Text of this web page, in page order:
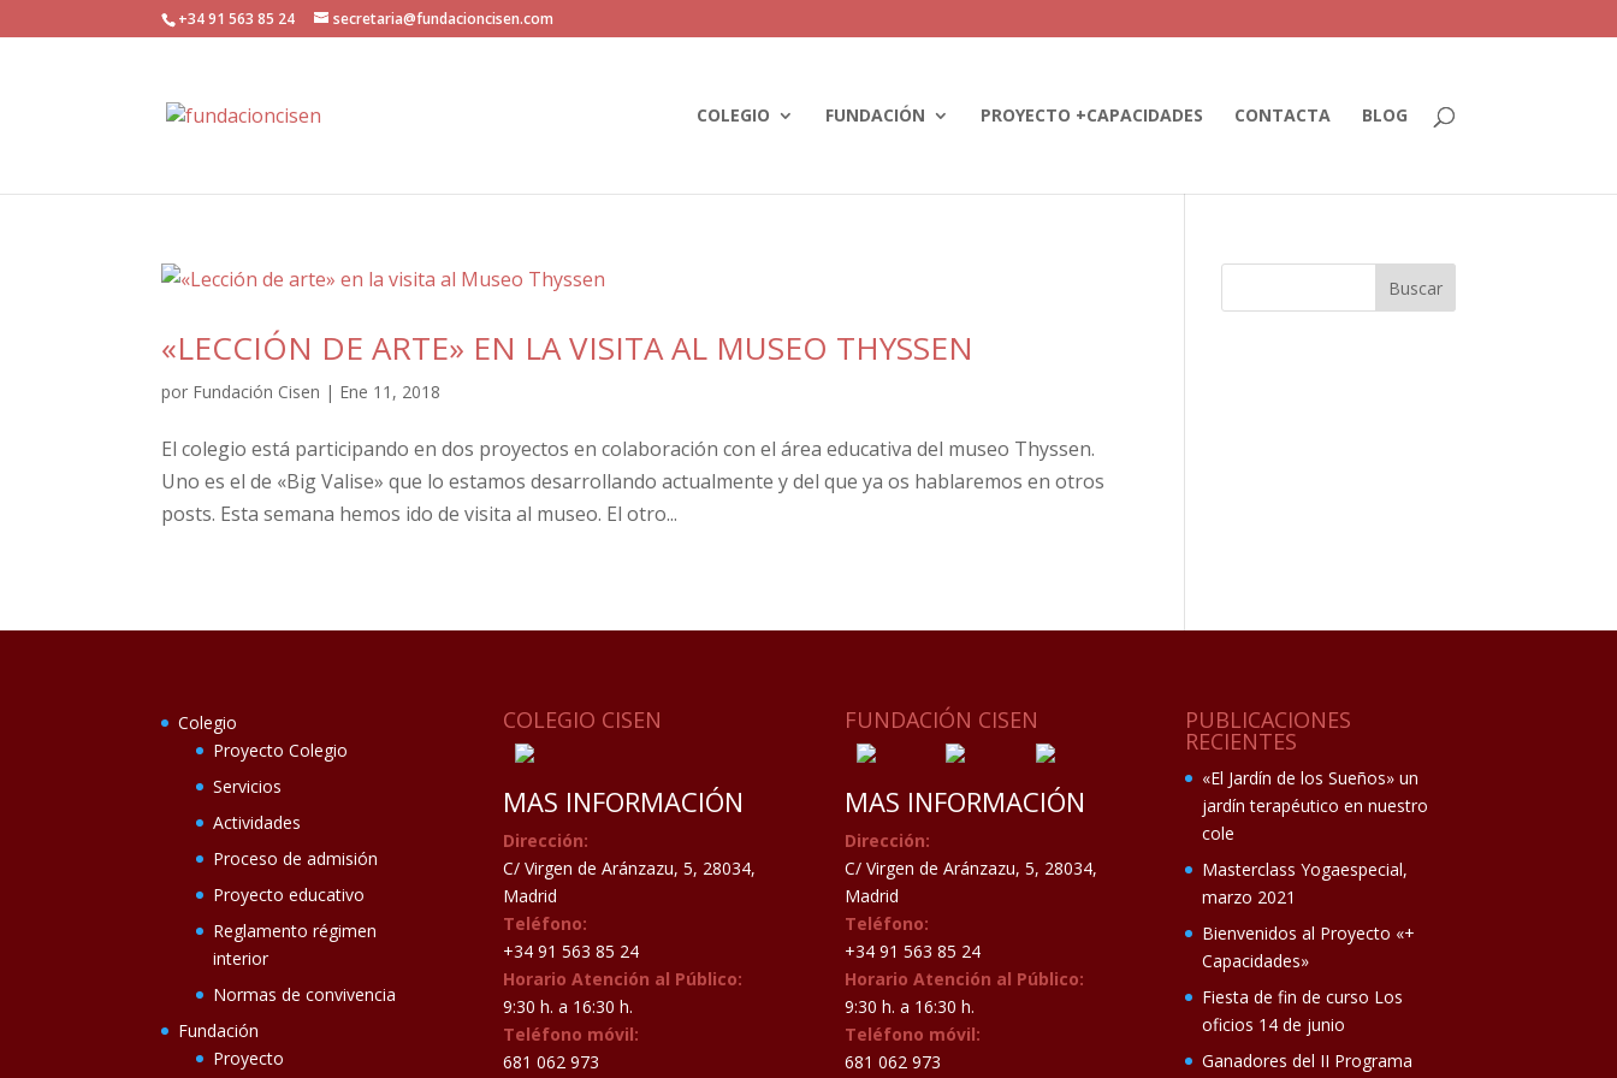
+34 91 563 85 24 secretaria@fundacioncisen.com
COLEGIO FUNDACIÓN PROYECTO +CAPACIDADES CONTACTA BLOG
«LECCIÓN DE ARTE» EN LA VISITA AL MUSEO THYSSEN
por Fundación Cisen | Ene 11, 2018
El colegio está participando en dos proyectos en colaboración con el área educativa del museo Thyssen.
Uno es el de «Big Valise» que lo estamos desarrollando actualmente y del que ya os hablaremos en otros
posts. Esta semana hemos ido de visita al museo. El otro...
Colegio
Proyecto Colegio
Servicios
Actividades
Proceso de admisión
Proyecto educativo
Reglamento régimen
interior
Normas de convivencia
Fundación
Proyecto
COLEGIO CISEN
MAS INFORMACIÓN
Dirección:
C/ Virgen de Aránzazu, 5, 28034,
Madrid
Teléfono:
+34 91 563 85 24
Horario Atención al Público:
9:30 h. a 16:30 h.
Teléfono móvil:
681 062 973
FUNDACIÓN CISEN
MAS INFORMACIÓN
Dirección:
C/ Virgen de Aránzazu, 5, 28034,
Madrid
Teléfono:
+34 91 563 85 24
Horario Atención al Público:
9:30 h. a 16:30 h.
Teléfono móvil:
681 062 973
PUBLICACIONES
RECIENTES
«El Jardín de los Sueños» un
jardín terapéutico en nuestro
cole
Masterclass Yogaespecial,
marzo 2021
Bienvenidos al Proyecto «+
Capacidades»
Fiesta de fin de curso Los
oficios 14 de junio
Ganadores del II Programa